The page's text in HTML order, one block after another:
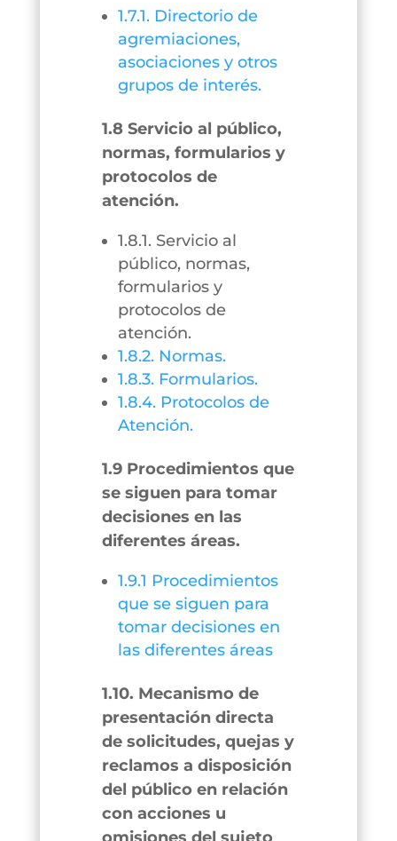
1.7.1. Directorio de
agremiaciones,
asociaciones y otros
grupos de interés.
1.8 Servicio al público,
normas, formularios y
protocolos de
atención.
1.8.1. Servicio al
público, normas,
formularios y
protocolos de
atención.
1.8.2. Normas.
1.8.3. Formularios.
1.8.4. Protocolos de
Atención.
1.9 Procedimientos que
se siguen para tomar
decisiones en las
diferentes áreas.
1.9.1 Procedimientos
que se siguen para
tomar decisiones en
las diferentes áreas
1.10. Mecanismo de
presentación directa
de solicitudes, quejas y
reclamos a disposición
del público en relación
con acciones u